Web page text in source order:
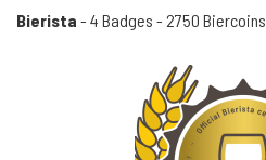
Bierista - 4 Badges - 2750 Biercoins